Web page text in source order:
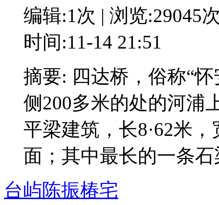
编辑:1次 | 浏览:29045
时间:11-14 21:51
摘要: 四达桥，俗称“
侧200多米的处的河浦
平梁建筑，长8·62米
面；其中最长的一条石
台屿陈振椿宅